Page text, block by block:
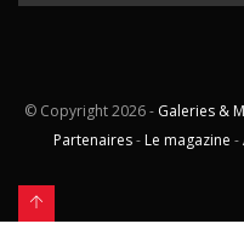
© Copyright2026 - Galeries &
Partenaires- Le magazine -